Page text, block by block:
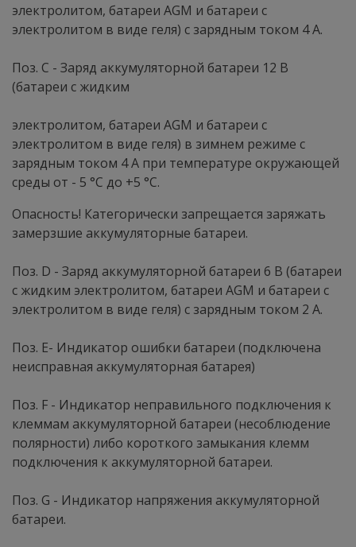
электролитом, батареи AGM и батареи с
электролитом в виде геля) с зарядным током 4 А.
Поз. С - Заряд аккумуляторной батареи 12 В
(батареи с жидким
электролитом, батареи AGM и батареи с
электролитом в виде геля) в зимнем режиме с
зарядным током 4 А при температуре окружающей
среды от - 5 °С до +5 °С.
Опасность! Категорически запрещается заряжать
замерзшие аккумуляторные батареи.
Поз. D - Заряд аккумуляторной батареи 6 В (батареи
с жидким электролитом, батареи AGM и батареи с
электролитом в виде геля) с зарядным током 2 А.
Поз. Е- Индикатор ошибки батареи (подключена
неисправная аккумуляторная батарея)
Поз. F - Индикатор неправильного подключения к
клеммам аккумуляторной батареи (несоблюдение
полярности) либо короткого замыкания клемм
подключения к аккумуляторной батареи.
Поз. G - Индикатор напряжения аккумуляторной
батареи.